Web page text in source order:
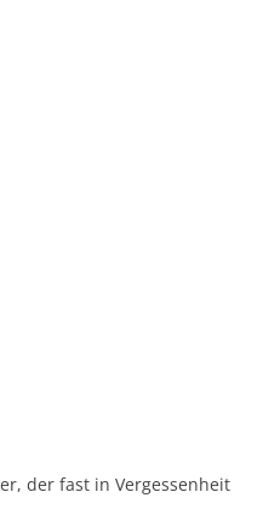
der fast in Vergessenheit